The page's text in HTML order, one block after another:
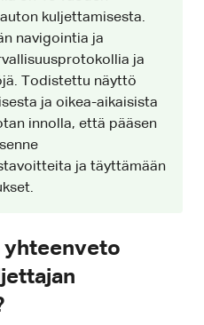
kuljettamisesta.
navigointia ja
ja
Todistettu näyttö
ja oikea-aikaisista
innolla, että pääsen
ja täyttämään
yhteenveto